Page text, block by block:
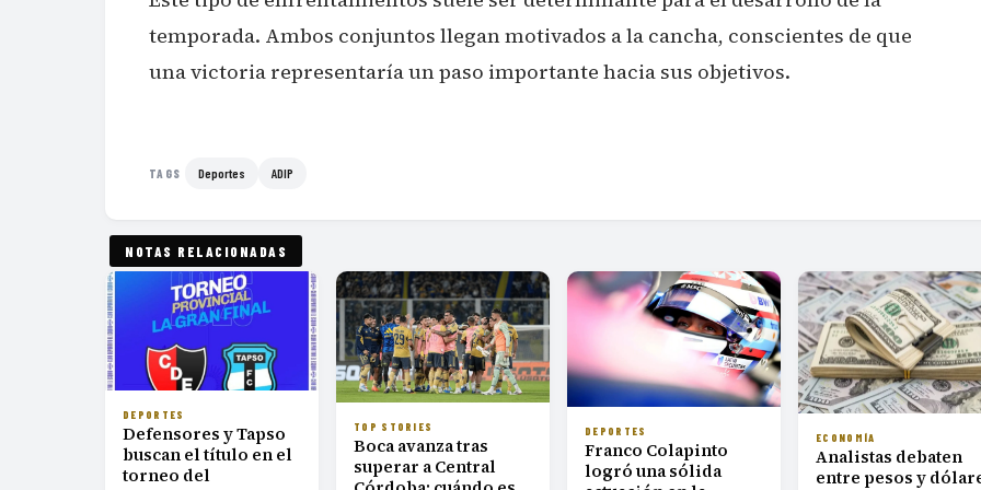
temporada. Ambos conjuntos llegan motivados a la cancha, conscientes de que
una victoria representaría un paso importante hacia sus objetivos.
TAGS Deportes ADIP
NOTAS RELACIONADAS
DEPORTES
Defensores y Tapso
buscan el título en el
torneo del
TOP STORIES
Boca avanza tras
superar a Central
DEPORTES
Franco Colapinto
logró una sólida
ECONOMÍA
Analistas debaten
entre pesos y